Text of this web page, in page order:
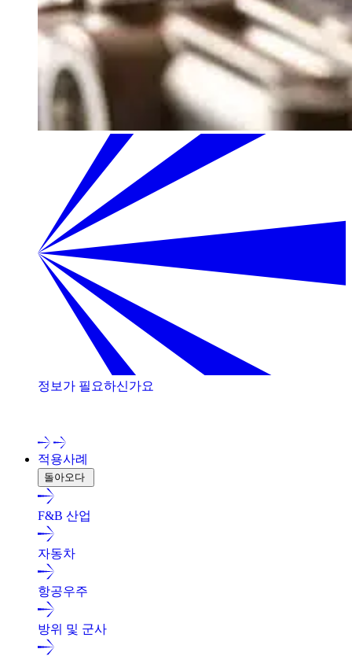
정보가 필요하신가요
적용사례
돌아오다
F&B 산업
자동차
항공우주
방위 및 군사